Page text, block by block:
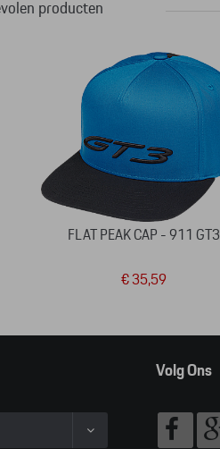
producten
FLAT PEAK CAP - 911 GT3
€ 35,59
Volg Ons